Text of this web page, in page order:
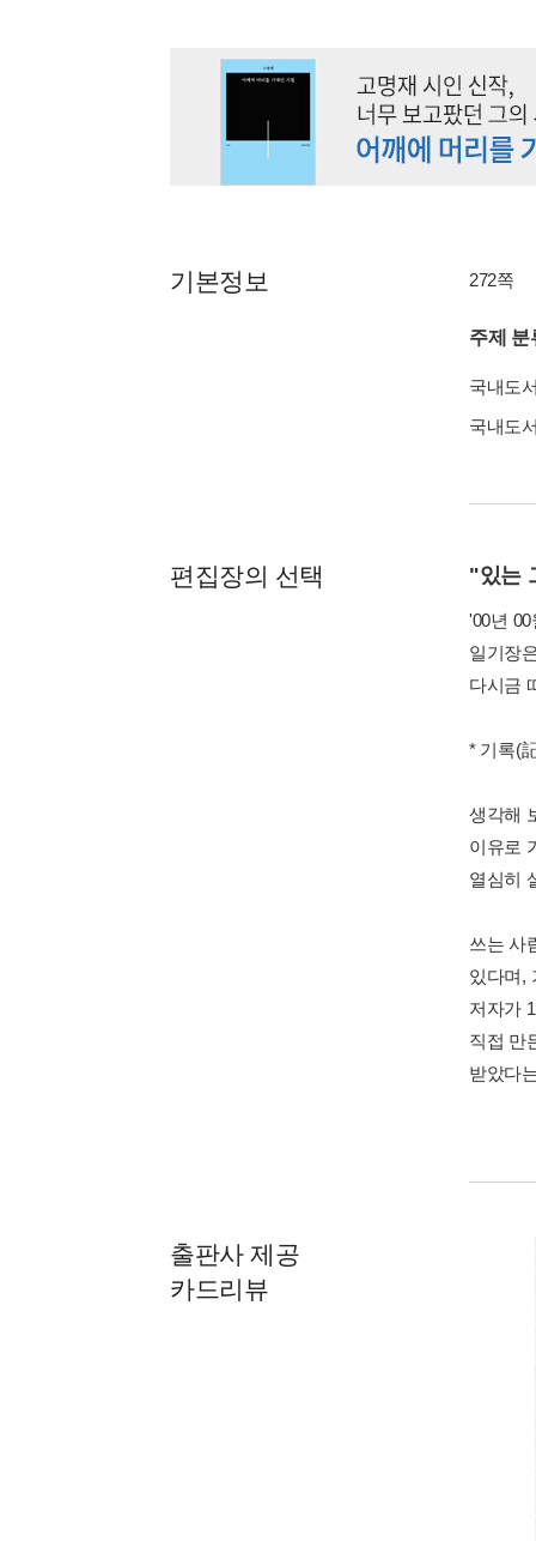
기본정보 272쪽
주제 분
국내도
국내도
편집장의 선택 "있는
'00년
일기장
다시금
* 기록(
생각해
이유로
열심히
쓰는 사
있다며,
저자가
직접 만
받았다
출판사 제공
카드리뷰